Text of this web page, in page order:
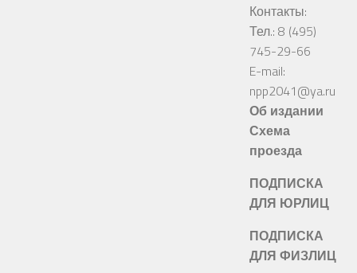
Контакты:
Тел.: 8 (495)
745-29-66
E-mail:
npp2041@ya.ru
Об издании
Схема
проезда
ПОДПИСКА
ДЛЯ ЮРЛИЦ
ПОДПИСКА
ДЛЯ ФИЗЛИЦ